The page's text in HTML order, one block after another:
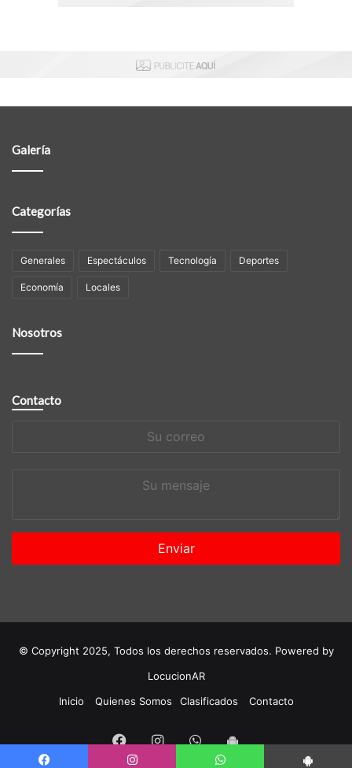
Galería
Categorías
Generales Espectáculos Tecnología Deportes
Economía Locales
Nosotros
Contacto
© Copyright 2025, Todos los derechos reservados. Powered by
LocucionAR
Inicio
Quienes Somos Clasificados Contacto
FacebookInstagramWhatsapp
App